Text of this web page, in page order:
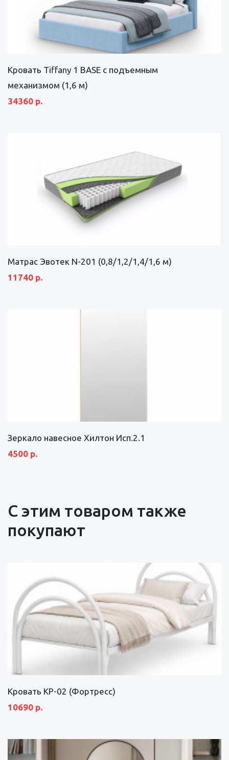
Кровать Tiffany 1 BASE с подъемным
механизмом (1,6 м)
34360 р.
Матрас Эвотек N-201 (0,8/1,2/1,4/1,6 м)
11740 р.
Зеркало навесное Хилтон Исп.2.1
4500 р.
С этим товаром также
покупают
Кровать КР-02 (Фортресс)
10690 р.